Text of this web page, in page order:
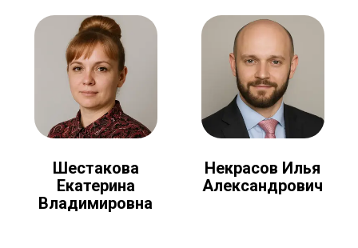
Шестакова
Екатерина
Владимировна
Некрасов Илья
Александрович